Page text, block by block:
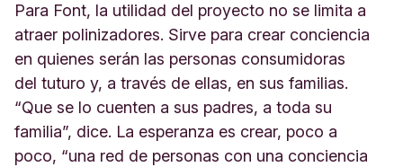
Para Font, la utilidad del proyecto no se limita a
atraer polinizadores. Sirve para crear conciencia
en quienes serán las personas consumidoras
del tuturo y, a través de ellas, en sus familias.
“Que se lo cuenten a sus padres, a toda su
familia”, dice. La esperanza es crear, poco a
poco, “una red de personas con una conciencia